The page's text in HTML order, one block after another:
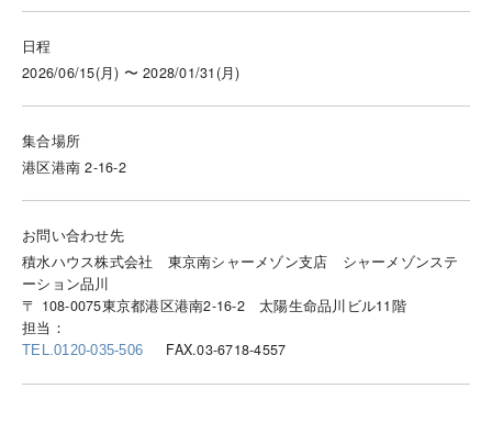
日程
2026/06/15(月) 〜 2028/01/31(月)
集合場所
港区港南 2-16-2
お問い合わせ先
積水ハウス株式会社 東京南シャーメゾン支店 シャーメゾンステ
ーション品川
〒 108-0075東京都港区港南2-16-2 太陽生命品川ビル11階
担当：
TEL.0120-035-506 FAX.03-6718-4557